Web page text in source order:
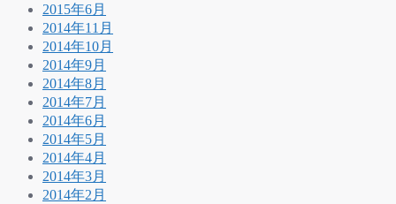
2015年6月
2014年11月
2014年10月
2014年9月
2014年8月
2014年7月
2014年6月
2014年5月
2014年4月
2014年3月
2014年2月